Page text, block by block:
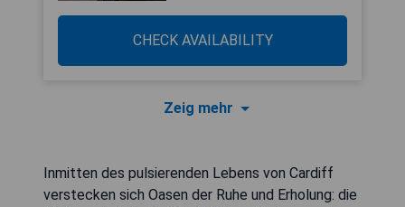
CHECK AVAILABILITY
Zeig mehr
Inmitten des pulsierenden Lebens von Cardiff
verstecken sich Oasen der Ruhe und Erholung: die